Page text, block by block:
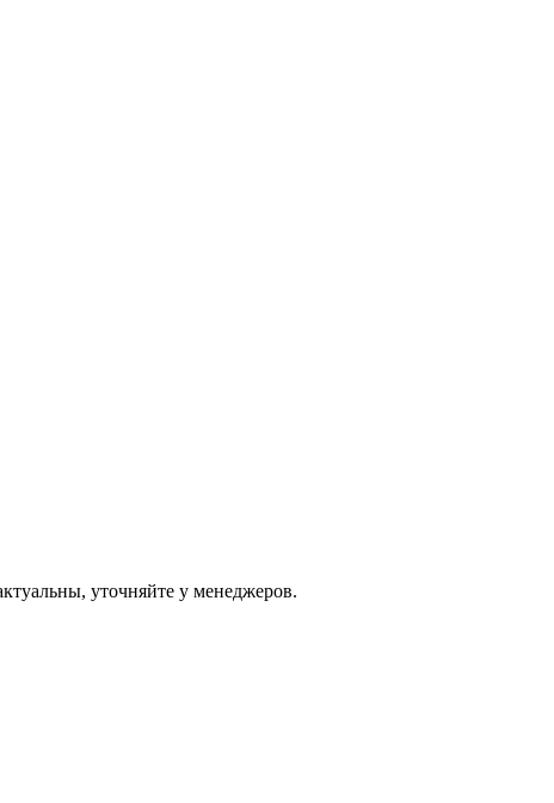
уточняйте у менеджеров.